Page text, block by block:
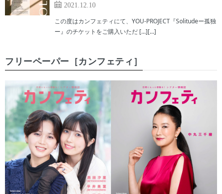
2021.12.10
この度はカンフェティにて、YOU-PROJECT『Solitudeー孤独
ー』のチケットをご購入いただ […][…]
フリーペーパー［カンフェティ］